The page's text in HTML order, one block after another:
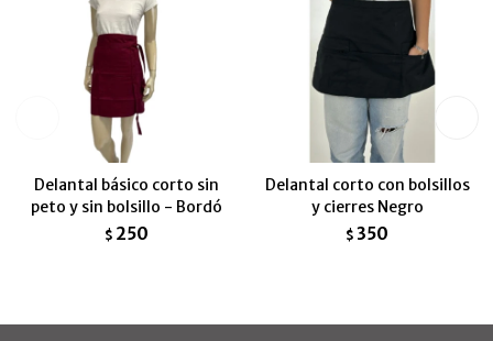
Delantal básico corto sin
peto y sin bolsillo - Bordó
$ 250
Delantal corto con bolsillos
y cierres Negro
$ 350